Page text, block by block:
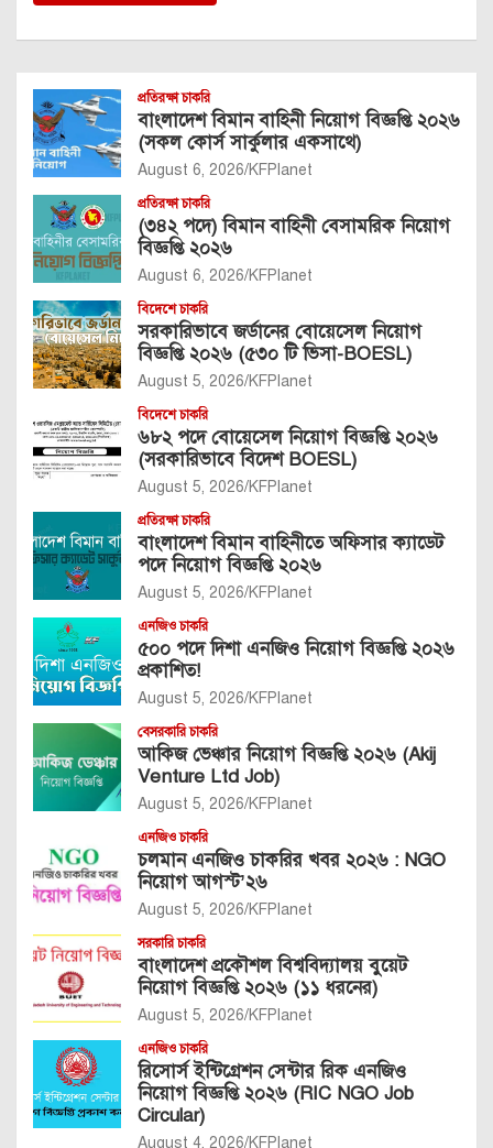
প্রতিরক্ষা চাকরি
বাংলাদেশ বিমান বাহিনী নিয়োগ বিজ্ঞপ্তি ২০২৬
(সকল কোর্স সার্কুলার একসাথে)
August 6, 2026 KFPlanet
প্রতিরক্ষা চাকরি
(৩৪২ পদে) বিমান বাহিনী বেসামরিক নিয়োগ
বিজ্ঞপ্তি ২০২৬
August 6, 2026 KFPlanet
বিদেশে চাকরি
সরকারিভাবে জর্ডানের বোয়েসেল নিয়োগ
বিজ্ঞপ্তি ২০২৬ (৫৩০ টি ভিসা-BOESL)
August 5, 2026 KFPlanet
বিদেশে চাকরি
৬৮২ পদে বোয়েসেল নিয়োগ বিজ্ঞপ্তি ২০২৬
(সরকারিভাবে বিদেশ BOESL)
August 5, 2026 KFPlanet
প্রতিরক্ষা চাকরি
বাংলাদেশ বিমান বাহিনীতে অফিসার ক্যাডেট
পদে নিয়োগ বিজ্ঞপ্তি ২০২৬
August 5, 2026 KFPlanet
এনজিও চাকরি
৫০০ পদে দিশা এনজিও নিয়োগ বিজ্ঞপ্তি ২০২৬
প্রকাশিত!
August 5, 2026 KFPlanet
বেসরকারি চাকরি
আকিজ ভেঞ্চার নিয়োগ বিজ্ঞপ্তি ২০২৬ (Akij
Venture Ltd Job)
August 5, 2026 KFPlanet
এনজিও চাকরি
চলমান এনজিও চাকরির খবর ২০২৬ : NGO
নিয়োগ আগস্ট’২৬
August 5, 2026 KFPlanet
সরকারি চাকরি
বাংলাদেশ প্রকৌশল বিশ্ববিদ্যালয় বুয়েট
নিয়োগ বিজ্ঞপ্তি ২০২৬ (১১ ধরনের)
August 5, 2026 KFPlanet
এনজিও চাকরি
রিসোর্স ইন্টিগ্রেশন সেন্টার রিক এনজিও
নিয়োগ বিজ্ঞপ্তি ২০২৬ (RIC NGO Job
Circular)
August 4, 2026 KFPlanet